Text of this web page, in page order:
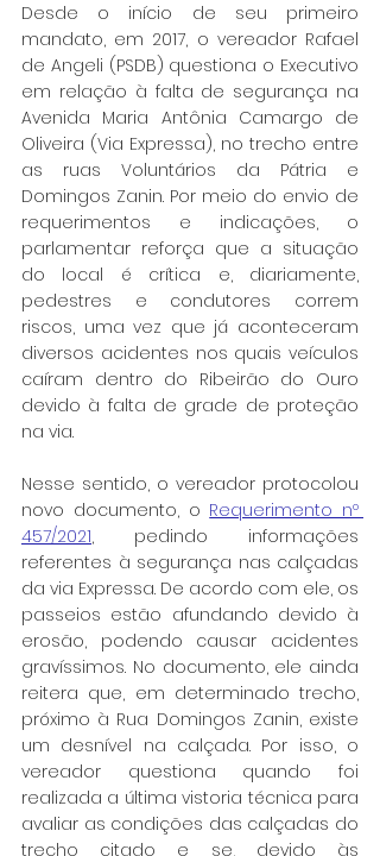
Desde o início de seu primeiro
mandato, em 2017, o vereador Rafael
de Angeli (PSDB) questiona o Executivo
em relação à falta de segurança na
Avenida Maria Antônia Camargo de
Oliveira (Via Expressa), no trecho entre
as ruas Voluntários da Pátria e
Domingos Zanin. Por meio do envio de
requerimentos e indicações, o
parlamentar reforça que a situação
do local é crítica e, diariamente,
pedestres e condutores correm
riscos, uma vez que já aconteceram
diversos acidentes nos quais veículos
caíram dentro do Ribeirão do Ouro
devido à falta de grade de proteção
na via.
Nesse sentido, o vereador protocolou
novo documento, o Requerimento nº
457/2021, pedindo informações
referentes à segurança nas calçadas
da via Expressa. De acordo com ele, os
passeios estão afundando devido à
erosão, podendo causar acidentes
gravíssimos. No documento, ele ainda
reitera que, em determinado trecho,
próximo à Rua Domingos Zanin, existe
um desnível na calçada. Por isso, o
vereador questiona quando foi
realizada a última vistoria técnica para
avaliar as condições das calçadas do
trecho citado e se, devido às